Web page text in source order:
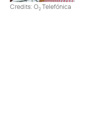
Credits: O2Telefónica